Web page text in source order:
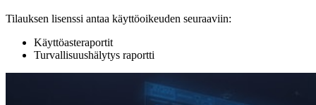
Tilauksen lisenssi antaa käyttöoikeuden seuraaviin:
Käyttöasteraportit
Turvallisuushälytys raportti